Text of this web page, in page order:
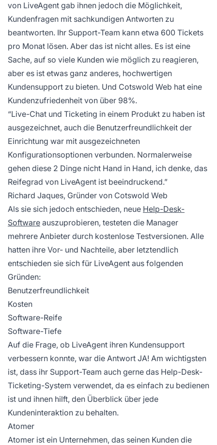
von LiveAgent gab ihnen jedoch die Möglichkeit,
Kundenfragen mit sachkundigen Antworten zu
beantworten. Ihr Support-Team kann etwa 600 Tickets
pro Monat lösen. Aber das ist nicht alles. Es ist eine
Sache, auf so viele Kunden wie möglich zu reagieren,
aber es ist etwas ganz anderes, hochwertigen
Kundensupport zu bieten. Und Cotswold Web hat eine
Kundenzufriedenheit von über 98%.
“Live-Chat und Ticketing in einem Produkt zu haben ist
ausgezeichnet, auch die Benutzerfreundlichkeit der
Einrichtung war mit ausgezeichneten
Konfigurationsoptionen verbunden. Normalerweise
gehen diese 2 Dinge nicht Hand in Hand, ich denke, das
Reifegrad von LiveAgent ist beeindruckend.”
Richard Jaques, Gründer von Cotswold Web
Als sie sich jedoch entschieden, neue Help-Desk-
Software auszuprobieren, testeten die Manager
mehrere Anbieter durch kostenlose Testversionen. Alle
hatten ihre Vor- und Nachteile, aber letztendlich
entschieden sie sich für LiveAgent aus folgenden
Gründen:
Benutzerfreundlichkeit
Kosten
Software-Reife
Software-Tiefe
Auf die Frage, ob LiveAgent ihren Kundensupport
verbessern konnte, war die Antwort JA! Am wichtigsten
ist, dass ihr Support-Team auch gerne das Help-Desk-
Ticketing-System verwendet, da es einfach zu bedienen
ist und ihnen hilft, den Überblick über jede
Kundeninteraktion zu behalten.
Atomer
Atomer ist ein Unternehmen, das seinen Kunden die